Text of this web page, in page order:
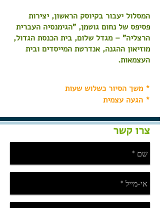
המסלול יעבור בקיוסק הראשון, יצירות
פסיפס של נחום גוטמן, "הגימנסיה העברית
הרצליה" – מגדל שלום, בית הכנסת הגדול,
מוזיאון ההגנה, אנדרטת המייסדים ובית
העצמאות.
* משך הסיור כשלוש שעות
* הגעה עצמית
צרו קשר